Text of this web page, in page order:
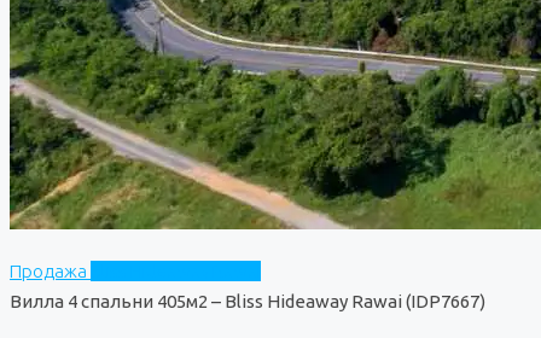
Продажа
Вилла 4 спальни 405м2 – Bliss Hideaway Rawai (IDP7667)